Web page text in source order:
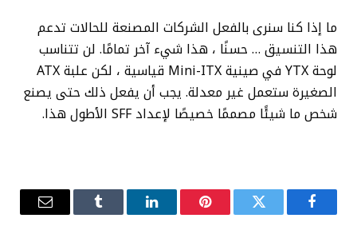
ما إذا كنا سنرى بالفعل الشركات المصنعة للحالات تدعم
هذا التنسيق … حسنًا ، هذا شيء آخر تمامًا. لن تتناسب
لوحة YTX في صينية Mini-ITX قياسية ، لكن علبة ATX
الصغيرة ستعمل غير معدلة. يجب أن يفعل ذلك حتى يصنع
شخص ما شيئًا مصممًا خصيصًا لإعداد SFF الأطول هذا.
فيسبوكتويتر بينتيريستلينكدإن Tumblrالبريد